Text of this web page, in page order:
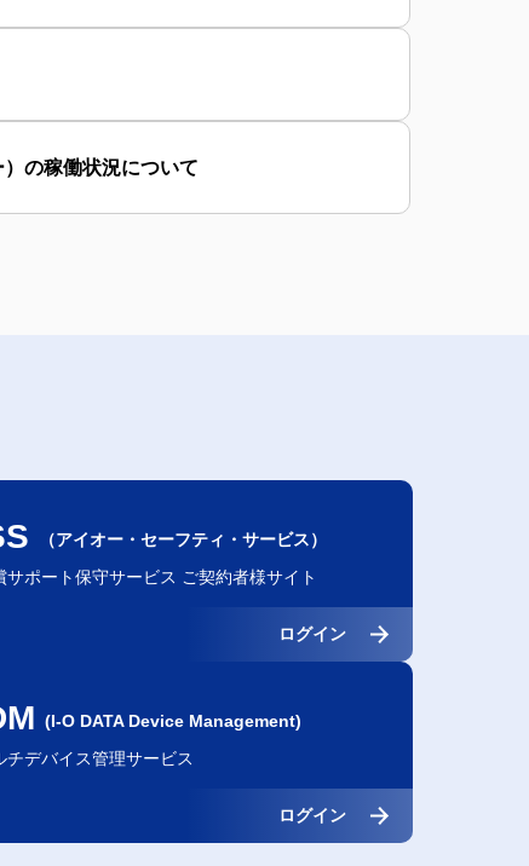
の稼働状況について
（アイオー・セーフティ・サービス）
サポート保守サービス ご契約者様サイト
ログイン
(I-O DATA Device Management)
チデバイス管理サービス
ログイン